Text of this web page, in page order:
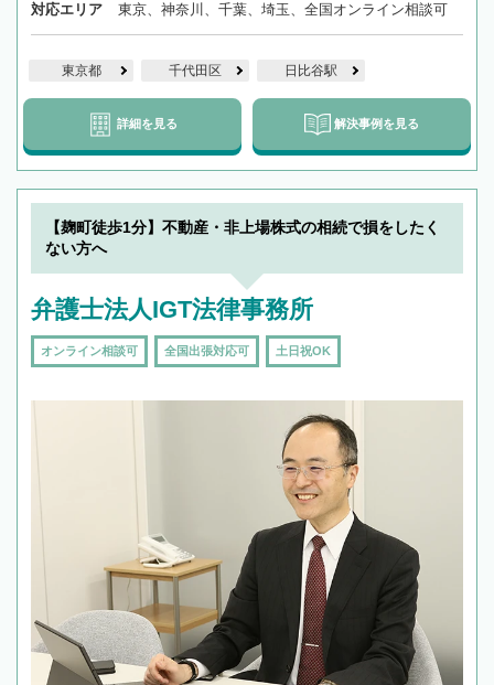
対応エリア 東京、神奈川、千葉、埼玉、全国オンライン相談可
東京都 千代田区 日比谷駅
詳細を見る 解決事例を見る
【麹町徒歩1分】不動産・非上場株式の相続で損をしたく
ない方へ
弁護士法人IGT法律事務所
オンライン相談可 全国出張対応可 土日祝OK